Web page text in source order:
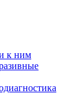
к ним